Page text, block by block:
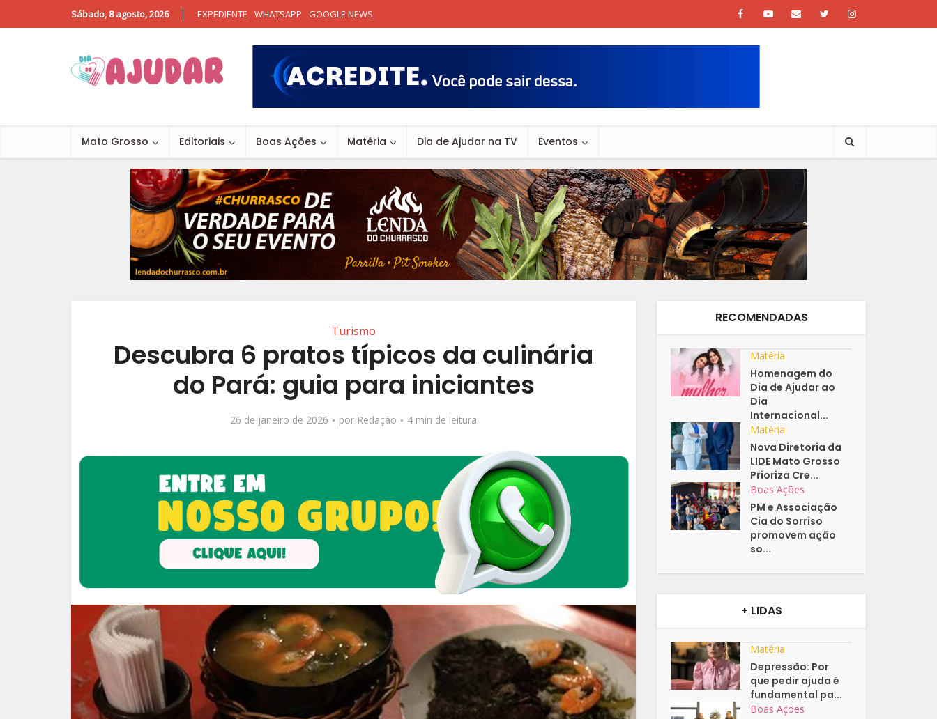
Sábado, 8 agosto, 2026 EXPEDIENTE WHATSAPP GOOGLE NEWS
Mato Grosso Editoriais Boas Ações Matéria Dia de Ajudar na TV Eventos
Turismo
Descubra 6 pratos típicos da culinária
do Pará: guia para iniciantes
26 de janeiro de 2026 por Redação 4 min de leitura
RECOMENDADAS
Matéria
Homenagem do
Dia de Ajudar ao
Dia
Internacional...
Matéria
Nova Diretoria da
LIDE Mato Grosso
Prioriza Cre...
Boas Ações
PM e Associação
Cia do Sorriso
promovem ação
so...
+ LIDAS
Matéria
Depressão: Por
que pedir ajuda é
fundamental pa...
Boas Ações